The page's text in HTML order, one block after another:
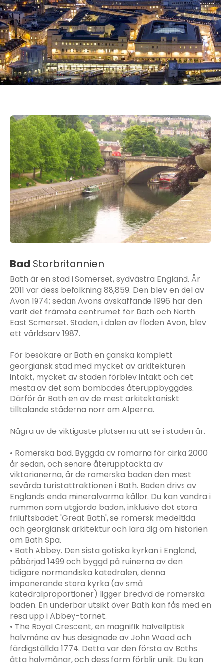
Bad Storbritannien
Bath är en stad i Somerset, sydvästra England. År
2011 var dess befolkning 88,859. Den blev en del av
Avon 1974; sedan Avons avskaffande 1996 har den
varit det främsta centrumet för Bath och North
East Somerset. Staden, i dalen av floden Avon, blev
ett världsarv 1987.
För besökare är Bath en ganska komplett
georgiansk stad med mycket av arkitekturen
intakt, mycket av staden förblev intakt och det
mesta av det som bombades återuppbyggdes.
Därför är Bath en av de mest arkitektoniskt
tilltalande städerna norr om Alperna.
Några av de viktigaste platserna att se i staden är:
• Romerska bad. Byggda av romarna för cirka 2000
år sedan, och senare återupptäckta av
viktorianerna, är de romerska baden den mest
sevärda turistattraktionen i Bath. Baden drivs av
Englands enda mineralvarma källor. Du kan vandra i
rummen som utgjorde baden, inklusive det stora
friluftsbadet 'Great Bath', se romersk medeltida
och georgiansk arkitektur och lära dig om historien
om Bath Spa.
• Bath Abbey. Den sista gotiska kyrkan i England,
påbörjad 1499 och byggd på ruinerna av den
tidigare normandiska katedralen, denna
imponerande stora kyrka (av små
katedralproportioner) ligger bredvid de romerska
baden. En underbar utsikt över Bath kan fås med en
resa upp i Abbey-tornet.
• The Royal Crescent, en magnifik halveliptisk
halvmåne av hus designade av John Wood och
färdigställda 1774. Detta var den första av Baths
åtta halvmånar, och dess form förblir unik. Du kan